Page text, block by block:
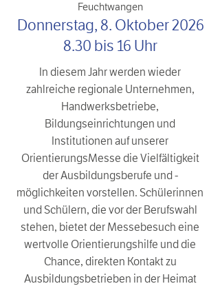
Feuchtwangen
Donnerstag, 8. Oktober 2026
8.30 bis 16 Uhr
In diesem Jahr werden wieder
zahlreiche regionale Unternehmen,
Handwerksbetriebe,
Bildungseinrichtungen und
Institutionen auf unserer
OrientierungsMesse die Vielfältigkeit
der Ausbildungsberufe und -
möglichkeiten vorstellen. Schülerinnen
und Schülern, die vor der Berufswahl
stehen, bietet der Messebesuch eine
wertvolle Orientierungshilfe und die
Chance, direkten Kontakt zu
Ausbildungsbetrieben in der Heimat